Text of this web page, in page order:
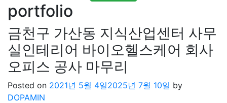
portfolio
금천구 가산동 지식산업센터 사무
실인테리어 바이오헬스케어 회사
오피스 공사 마무리
Posted on 2021년 5월 4일2025년 7월 10일 by
DOPAMIN